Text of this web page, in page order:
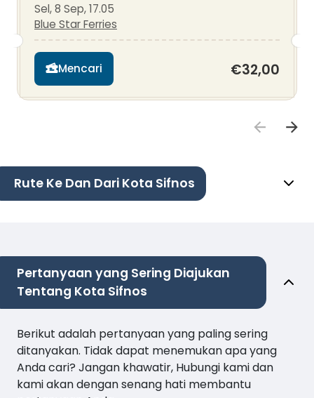
Sel, 8 Sep, 17.05
Blue Star Ferries
Mencari €32,00
Rute Ke Dan Dari Kota Sifnos
Pertanyaan yang Sering Diajukan
Tentang Kota Sifnos
Berikut adalah pertanyaan yang paling sering
ditanyakan. Tidak dapat menemukan apa yang
Anda cari? Jangan khawatir, Hubungi kami dan
kami akan dengan senang hati membantu